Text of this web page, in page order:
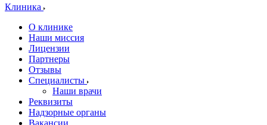
Клиника
О клинике
Наши миссия
Лицензии
Партнеры
Отзывы
Специалисты
Наши врачи
Реквизиты
Надзорные органы
Вакансии